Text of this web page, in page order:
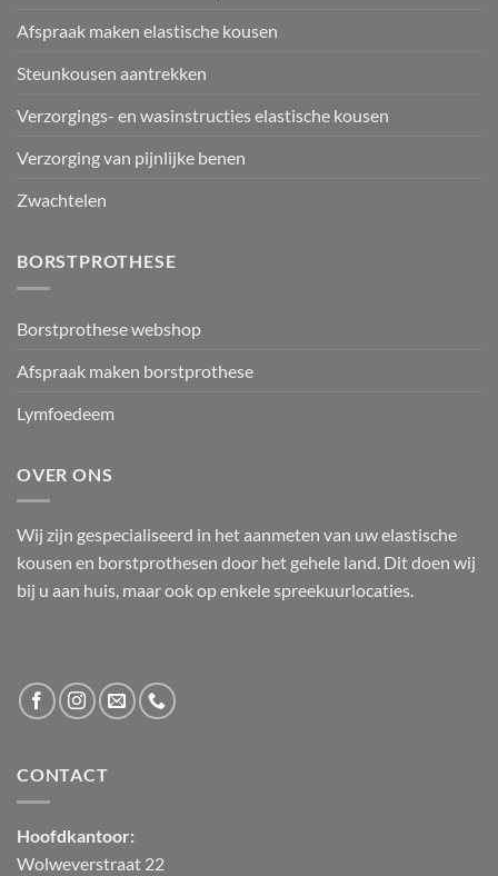
Afspraak maken elastische kousen
Steunkousen aantrekken
Verzorgings- en wasinstructies elastische kousen
Verzorging van pijnlijke benen
Zwachtelen
BORSTPROTHESE
Borstprothese webshop
Afspraak maken borstprothese
Lymfoedeem
OVER ONS
Wij zijn gespecialiseerd in het aanmeten van uw elastische
kousen en borstprothesen door het gehele land. Dit doen wij
bij u aan huis, maar ook op enkele spreekuurlocaties.
CONTACT
Hoofdkantoor:
Wolweverstraat 22